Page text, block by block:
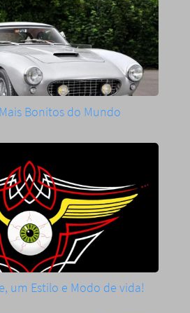
Bonitos do Mundo
um Estilo e Modo de vida!